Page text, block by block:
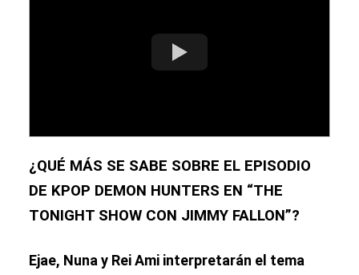
¿QUÉ MÁS SE SABE SOBRE EL EPISODIO
DE KPOP DEMON HUNTERS EN “THE
TONIGHT SHOW CON JIMMY FALLON”?
Ejae, Nuna y Rei Ami interpretarán el tema